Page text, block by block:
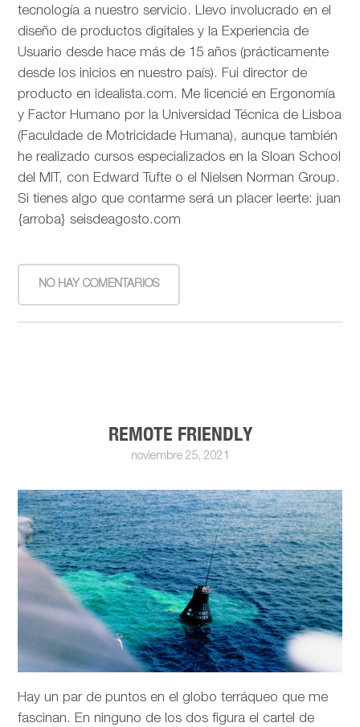
tecnología a nuestro servicio. Llevo involucrado en el
diseño de productos digitales y la Experiencia de
Usuario desde hace más de 15 años (prácticamente
desde los inicios en nuestro país). Fui director de
producto en idealista.com. Me licencié en Ergonomía
y Factor Humano por la Universidad Técnica de Lisboa
(Faculdade de Motricidade Humana), aunque también
he realizado cursos especializados en la Sloan School
del MIT, con Edward Tufte o el Nielsen Norman Group.
Si tienes algo que contarme será un placer leerte: juan
{arroba} seisdeagosto.com
NO HAY COMENTARIOS
REMOTE FRIENDLY
noviembre 25, 2021
Hay un par de puntos en el globo terráqueo que me
fascinan. En ninguno de los dos figura el cartel de